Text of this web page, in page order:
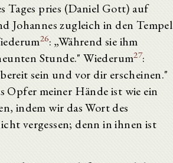
Tages pries (Daniel Gott) auf
Johannes zugleich in den Tempel
26: „Während sie ihm
Stunde." Wiederum27:
sein und vor dir erscheinen."
Opfer meiner Hände ist wie ein
indem wir das Wort des
vergessen; denn in ihnen ist